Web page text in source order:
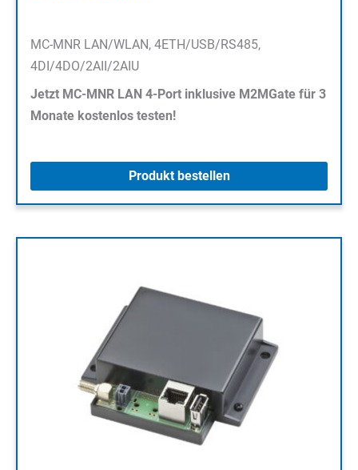
MC-MNR LAN/WLAN, 4ETH/USB/RS485,
4DI/4DO/2AII/2AIU
Jetzt MC-MNR LAN 4-Port inklusive M2MGate für 3
Monate kostenlos testen!
Produkt bestellen